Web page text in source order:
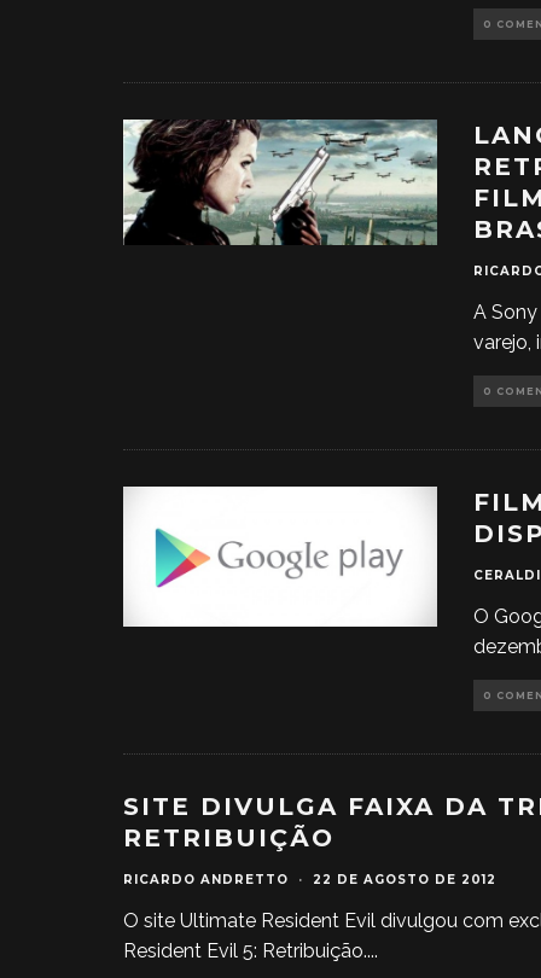
0
A
varejo,
0
CERALDI
O
0
SITE DIVULGA FAIXA DA
RETRIBUIÇÃO
RICARDO ANDRETTO · 22 DE AGOSTO DE 2012
O site Ultimate Resident Evil divulgou com
Resident Evil 5: Retribuição....